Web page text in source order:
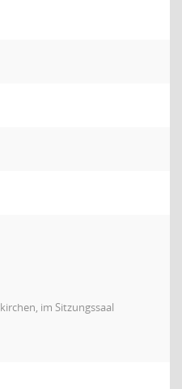
im Sitzungssaal